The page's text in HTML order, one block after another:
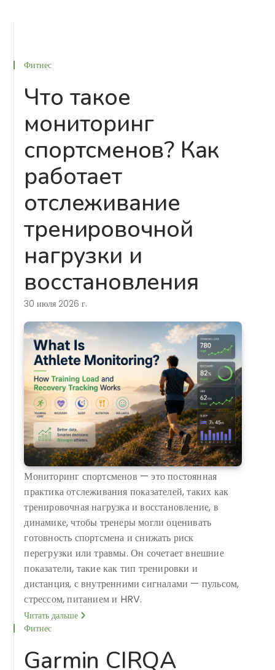
Фитнес
Что такое
мониторинг
спортсменов? Как
работает
отслеживание
тренировочной
нагрузки и
восстановления
30 июля 2026 г.
Мониторинг спортсменов — это постоянная
практика отслеживания показателей, таких как
тренировочная нагрузка и восстановление, в
динамике, чтобы тренеры могли оценивать
готовность спортсмена и снижать риск
перегрузки или травмы. Он сочетает внешние
показатели, такие как тип тренировки и
дистанция, с внутренними сигналами — пульсом,
стрессом, питанием и HRV.
Читать дальше
Фитнес
Garmin CIRQA